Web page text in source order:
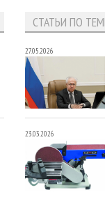
СТАТЬИ ПО
27.05.2026
23.03.2026